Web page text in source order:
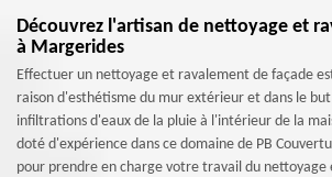
Découvrez l'artisan de nettoyage et
à Margerides
Effectuer un nettoyage et ravalement de façade
raison d'esthétisme du mur extérieur et dans le
infiltrations d'eaux de la pluie à l'intérieur de la
doté d'expérience dans ce domaine de PB
pour prendre en charge votre travail du